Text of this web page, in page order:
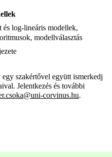
log-lineáris modellek,
modellválasztás
szakértővel együtt ismerkedj
Jelentkezés és további
corvinus.hu.